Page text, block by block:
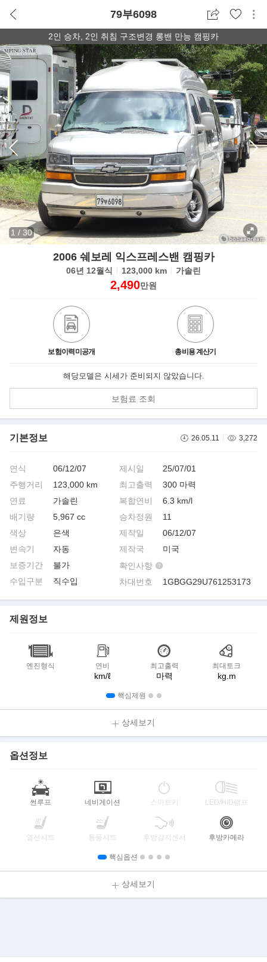
79부6098
2인 승차, 2인 취침 구조변경 롱밴 만능 캠핑카
1 / 30
2006 쉐보레 익스프레스밴 캠핑카
06년 12월식 123,000 km 가솔린
2,490만원
보험이력미공개 총비용 계산기
해당모델은 시세가 준비되지 않았습니다.
보험료 조회
기본정보 26.05.11 3,272
연식
06/12/07
주행거리
123,000 km
연료
가솔린
배기량
5,967 cc
색상
은색
변속기
자동
보증기간
불가
수입구분
직수입
제시일
25/07/01
최고출력
300 마력
복합연비
6.3 km/l
승차정원
11
제작일
06/12/07
제작국
미국
확인사항
차대번호
1GBGG29U761253173
제원정보
엔진형식 연비
km/ℓ
최고출력
마력
최대토크
kg.m
핵심제원
상세보기
옵션정보
썬루프 네비게이션 스마트키 LED/HID램프
열선시트 통풍시트 후방감지센서 후방카메라
핵심옵션
상세보기